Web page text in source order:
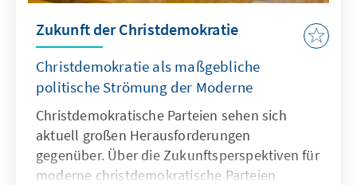
Zukunft der Christdemokratie
Christdemokratie als maßgebliche
politische Strömung der Moderne
Christdemokratische Parteien sehen sich
aktuell großen Herausforderungen
gegenüber. Über die Zukunftsperspektiven für
moderne christdemokratische Parteien